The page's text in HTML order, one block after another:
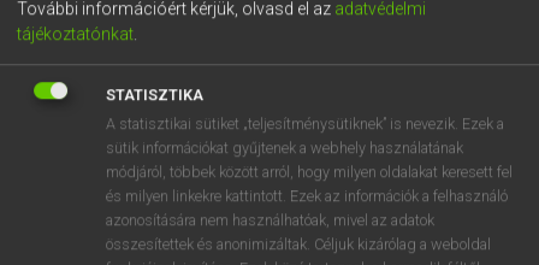
Európai uniós terminológiai szótár
VAN ELŐFIZETÉSED?
Van előfizetésem a teljes szócikk megtekintéséhez.
További információért kérjük, olvasd el az adatvédelmi
tájékoztatónkat.
STATISZTIKA
A statisztikai sütiket „teljesítménysütiknek” is nevezik. Ezek a
sütik információkat gyűjtenek a webhely használatának
módjáról, többek között arról, hogy milyen oldalakat keresett fel
és milyen linkekre kattintott. Ezek az információk a felhasználó
azonosítására nem használhatóak, mivel az adatok
összesítettek és anonimizáltak. Céljuk kizárólag a weboldal
t z u i o p
g h j k l é á ű Ω
n m , . AltGr